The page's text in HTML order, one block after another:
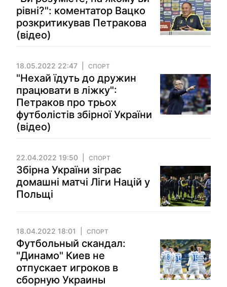
рівні?": коментатор Вацко
розкритикував Петракова
(відео)
18.05.2022 22:47 СПОРТ
"Нехай їдуть до дружин
працювати в ліжку":
Петраков про трьох
футболістів збірної України
(відео)
22.04.2022 19:50 СПОРТ
Збірна України зіграє
домашні матчі Ліги Націй у
Польщі
18.04.2022 18:01 СПОРТ
Футбольный скандал:
"Динамо" Киев не
отпускает игроков в
сборную Украины